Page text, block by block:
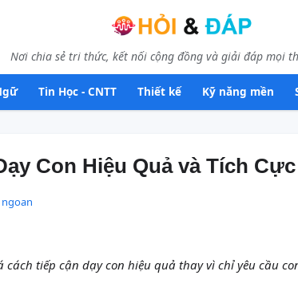
Nơi chia sẻ tri thức, kết nối cộng đồng và giải đáp mọi
Tin Học - CNTT Thiết kế Kỹ năng mền
Con Hiệu Quả và Tích Cực
tiếp cận dạy con hiệu quả thay vì chỉ yêu cầu